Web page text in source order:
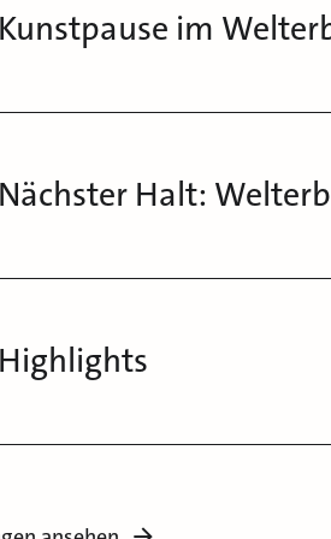
Kunstpause im
Nächster Halt:
Highlights